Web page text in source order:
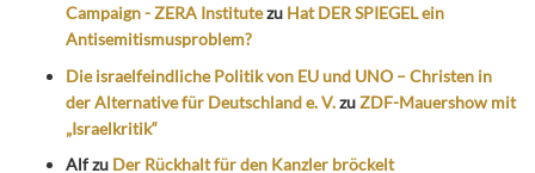
Campaign - ZERA Institutezu Hat DER SPIEGEL ein
Antisemitismusproblem?
Die israelfeindliche Politik von EU und UNO – Christen in
der Alternative für Deutschland e. V.zuZDF-Mauershow mit
„Israelkritik“
Alfzu Der Rückhalt für den Kanzler bröckelt